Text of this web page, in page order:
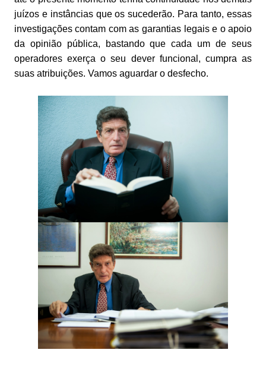
juízos e instâncias que os sucederão. Para tanto, essas
investigações contam com as garantias legais e o apoio
da opinião pública, bastando que cada um de seus
operadores exerça o seu dever funcional, cumpra as
suas atribuições. Vamos aguardar o desfecho.